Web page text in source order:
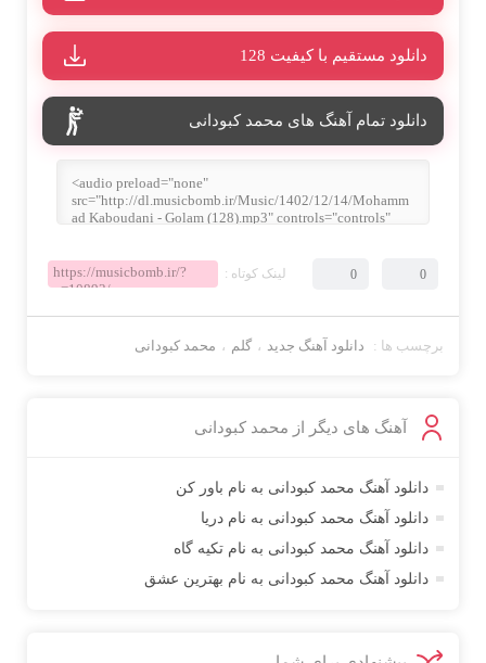
دانلود مستقیم با کیفیت 128
دانلود تمام آهنگ های محمد کبودانی
0
0 لینک کوتاه :
برچسب ها : دانلود آهنگ جدید ، گلم ، محمد کبودانی
آهنگ های دیگر از محمد کبودانی
دانلود آهنگ محمد کبودانی به نام باور کن
دانلود آهنگ محمد کبودانی به نام دریا
دانلود آهنگ محمد کبودانی به نام تکیه گاه
دانلود آهنگ محمد کبودانی به نام بهترین عشق